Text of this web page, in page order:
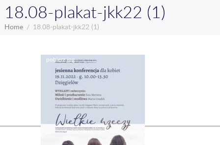
18.08-plakat-jkk22 (1)
Home 18.08-plakat-jkk22 (1)